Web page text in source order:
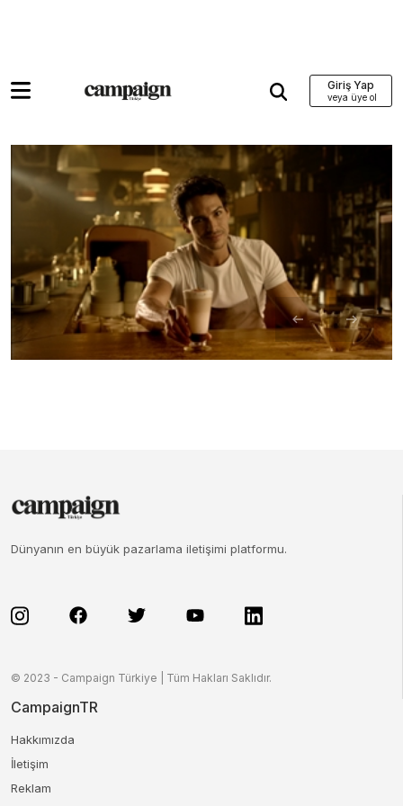
Giriş Yap
Dünyanın en büyük pazarlama iletişimi platformu.
© 2023 - Campaign Türkiye | Tüm Hakları Saklıdır.
CampaignTR
Hakkımızda
İletişim
Reklam